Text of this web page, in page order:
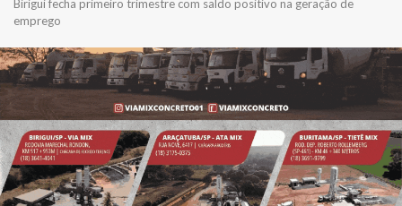
Birigui fecha primeiro trimestre com saldo positivo na geração de
emprego